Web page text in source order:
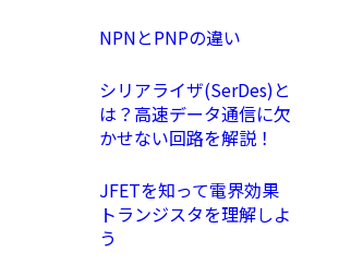
NPNとPNPの違い
シリアライザ(SerDes)と
は？高速データ通信に欠
かせない回路を解説！
JFETを知って電界効果
トランジスタを理解しよ
う